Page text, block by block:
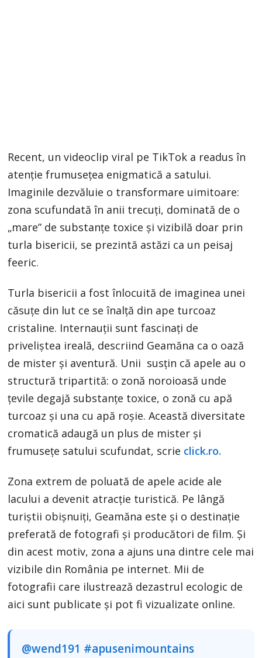
Recent, un videoclip viral pe TikTok a readus în
atenție frumusețea enigmatică a satului.
Imaginile dezvăluie o transformare uimitoare:
zona scufundată în anii trecuți, dominată de o
„mare” de substanțe toxice și vizibilă doar prin
turla bisericii, se prezintă astăzi ca un peisaj
feeric.
Turla bisericii a fost înlocuită de imaginea unei
căsuțe din lut ce se înalță din ape turcoaz
cristaline. Internauții sunt fascinați de
priveliștea ireală, descriind Geamăna ca o oază
de mister și aventură. Unii susțin că apele au o
structură tripartită: o zonă noroioasă unde
țevile degajă substanțe toxice, o zonă cu apă
turcoaz și una cu apă roșie. Această diversitate
cromatică adaugă un plus de mister și
frumusețe satului scufundat, scrie click.ro.
Zona extrem de poluată de apele acide ale
lacului a devenit atracţie turistică. Pe lângă
turiştii obişnuiţi, Geamăna este şi o destinaţie
preferată de fotografi şi producători de film. Şi
din acest motiv, zona a ajuns una dintre cele mai
vizibile din România pe internet. Mii de
fotografii care ilustrează dezastrul ecologic de
aici sunt publicate şi pot fi vizualizate online.
@wend191 #apusenimountains